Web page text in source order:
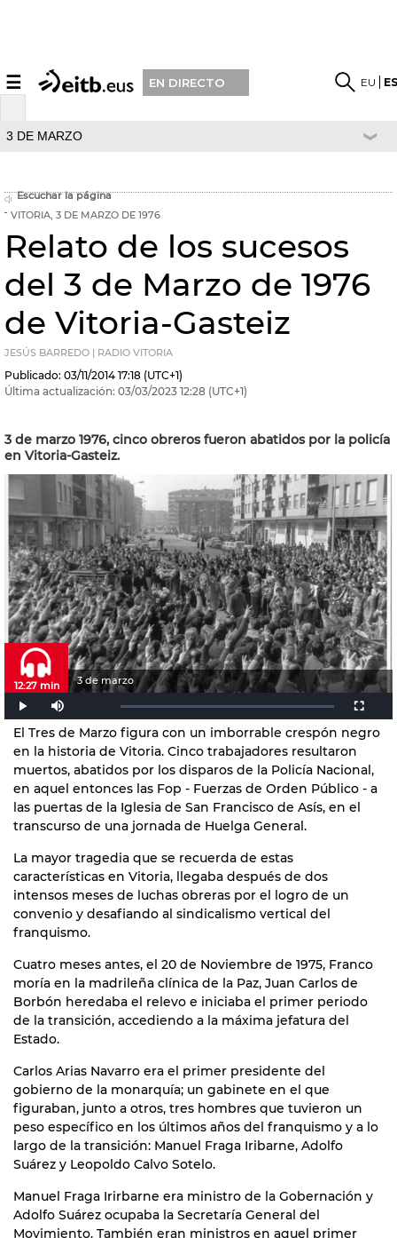
☰ EN DIRECTO EU
3 DE MARZO
Escuchar la página
VITORIA, 3 DE MARZO DE 1976
Relato de los sucesos
del 3 de Marzo de 1976
de Vitoria-Gasteiz
JESÚS BARREDO | RADIO VITORIA
Publicado: 03/11/2014 17:18 (UTC+1)
Última actualización: 03/03/2023 12:28 (UTC+1)
3 de marzo 1976, cinco obreros fueron abatidos por la policía
en Vitoria-Gasteiz.
3 de marzo
12:27 min
El Tres de Marzo figura con un imborrable crespón negro
en la historia de Vitoria. Cinco trabajadores resultaron
muertos, abatidos por los disparos de la Policía Nacional,
en aquel entonces las Fop - Fuerzas de Orden Público - a
las puertas de la Iglesia de San Francisco de Asís, en el
transcurso de una jornada de Huelga General.
La mayor tragedia que se recuerda de estas
características en Vitoria, llegaba después de dos
intensos meses de luchas obreras por el logro de un
convenio y desafiando al sindicalismo vertical del
franquismo.
Cuatro meses antes, el 20 de Noviembre de 1975, Franco
moría en la madrileña clínica de la Paz, Juan Carlos de
Borbón heredaba el relevo e iniciaba el primer periodo
de la transición, accediendo a la máxima jefatura del
Estado.
Carlos Arias Navarro era el primer presidente del
gobierno de la monarquía; un gabinete en el que
figuraban, junto a otros, tres hombres que tuvieron un
peso específico en los últimos años del franquismo y a lo
largo de la transición: Manuel Fraga Iribarne, Adolfo
Suárez y Leopoldo Calvo Sotelo.
Manuel Fraga Irirbarne era ministro de la Gobernación y
Adolfo Suárez ocupaba la Secretaría General del
Movimiento. También eran ministros en aquel primer